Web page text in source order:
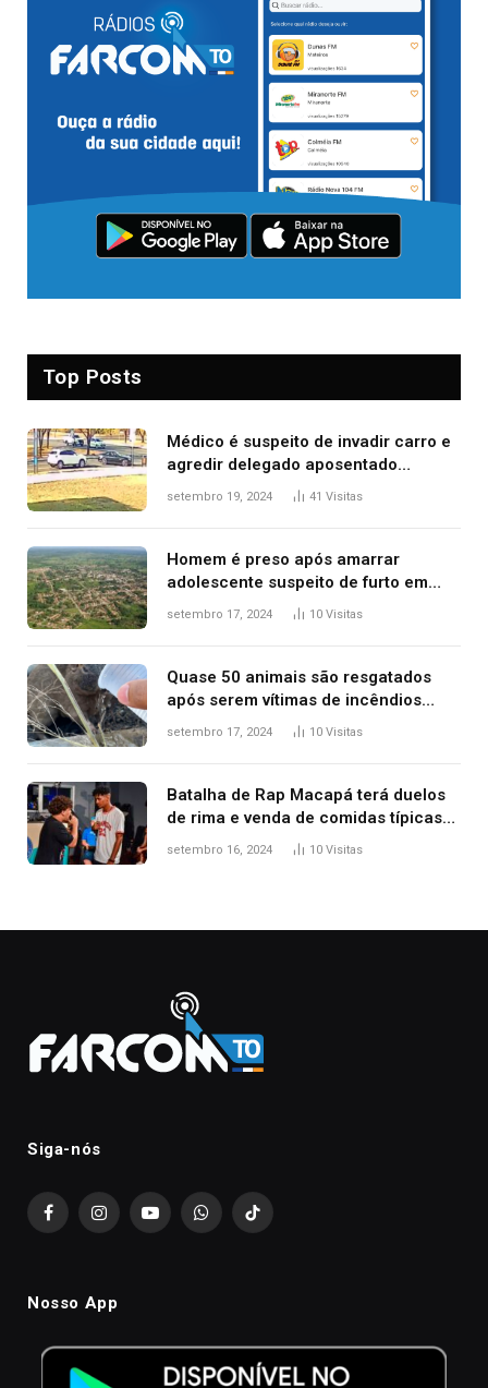
Top Posts
Médico é suspeito de invadir carro e
agredir delegado aposentado
durante confusão no trânsito
setembro 19, 2024 41 Visitas
Homem é preso após amarrar
adolescente suspeito de furto em
estaca de cerca e agredi-lo
setembro 17, 2024 10 Visitas
Quase 50 animais são resgatados
após serem vítimas de incêndios
florestais no Tocantins
setembro 17, 2024 10 Visitas
Batalha de Rap Macapá terá duelos
de rima e venda de comidas típicas
no Mercado Central
setembro 16, 2024 10 Visitas
Siga-nós
FacebookInstagramYouTubeWhatsAppTikTok
Nosso App